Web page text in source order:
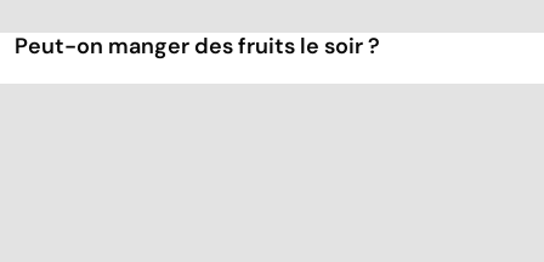
Peut-on manger des fruits le soir ?